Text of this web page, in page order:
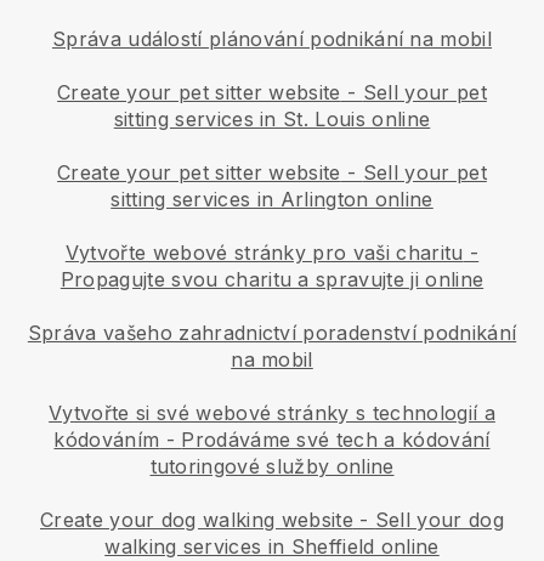
Správa událostí plánování podnikání na mobil
Create your pet sitter website - Sell your pet
sitting services in St. Louis online
Create your pet sitter website - Sell your pet
sitting services in Arlington online
Vytvořte webové stránky pro vaši charitu -
Propagujte svou charitu a spravujte ji online
Správa vašeho zahradnictví poradenství podnikání
na mobil
Vytvořte si své webové stránky s technologií a
kódováním - Prodáváme své tech a kódování
tutoringové služby online
Create your dog walking website - Sell your dog
walking services in Sheffield online